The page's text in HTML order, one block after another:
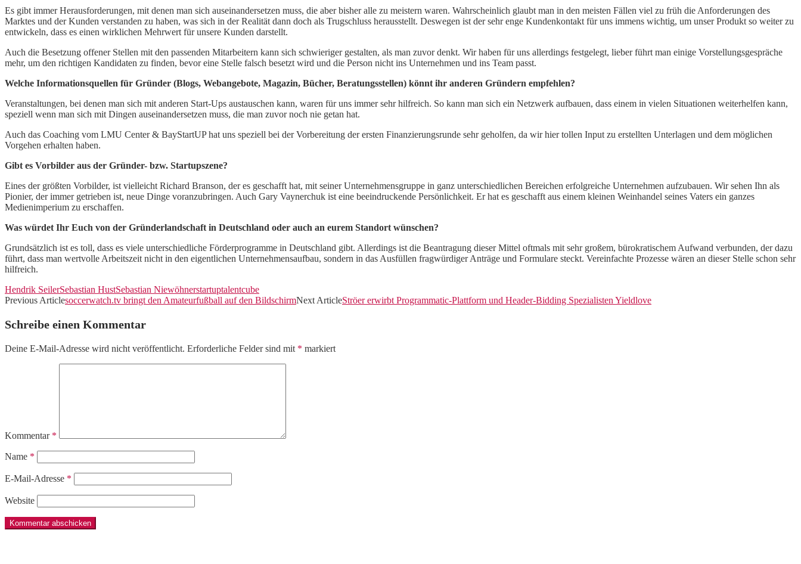
Es gibt immer Herausforderungen, mit denen man sich auseinandersetzen muss, die aber bisher alle zu meistern waren. Wahrscheinlich glaubt man in den meisten Fällen viel zu früh die Anforderungen des
Marktes und der Kunden verstanden zu haben, was sich in der Realität dann doch als Trugschluss herausstellt. Deswegen ist der sehr enge Kundenkontakt für uns immens wichtig, um unser Produkt so weiter zu
entwickeln, dass es einen wirklichen Mehrwert für unsere Kunden darstellt.
Auch die Besetzung offener Stellen mit den passenden Mitarbeitern kann sich schwieriger gestalten, als man zuvor denkt. Wir haben für uns allerdings festgelegt, lieber führt man einige Vorstellungsgespräche
mehr, um den richtigen Kandidaten zu finden, bevor eine Stelle falsch besetzt wird und die Person nicht ins Unternehmen und ins Team passt.
Welche Informationsquellen für Gründer (Blogs, Webangebote, Magazin, Bücher, Beratungsstellen) könnt ihr anderen Gründern empfehlen?
Veranstaltungen, bei denen man sich mit anderen Start-Ups austauschen kann, waren für uns immer sehr hilfreich. So kann man sich ein Netzwerk aufbauen, dass einem in vielen Situationen weiterhelfen kann,
speziell wenn man sich mit Dingen auseinandersetzen muss, die man zuvor noch nie getan hat.
Auch das Coaching vom LMU Center & BayStartUP hat uns speziell bei der Vorbereitung der ersten Finanzierungsrunde sehr geholfen, da wir hier tollen Input zu erstellten Unterlagen und dem möglichen
Vorgehen erhalten haben.
Gibt es Vorbilder aus der Gründer- bzw. Startupszene?
Eines der größten Vorbilder, ist vielleicht Richard Branson, der es geschafft hat, mit seiner Unternehmensgruppe in ganz unterschiedlichen Bereichen erfolgreiche Unternehmen aufzubauen. Wir sehen Ihn als
Pionier, der immer getrieben ist, neue Dinge voranzubringen. Auch Gary Vaynerchuk ist eine beeindruckende Persönlichkeit. Er hat es geschafft aus einem kleinen Weinhandel seines Vaters ein ganzes
Medienimperium zu erschaffen.
Was würdet Ihr Euch von der Gründerlandschaft in Deutschland oder auch an eurem Standort wünschen?
Grundsätzlich ist es toll, dass es viele unterschiedliche Förderprogramme in Deutschland gibt. Allerdings ist die Beantragung dieser Mittel oftmals mit sehr großem, bürokratischem Aufwand verbunden, der dazu
führt, dass man wertvolle Arbeitszeit nicht in den eigentlichen Unternehmensaufbau, sondern in das Ausfüllen fragwürdiger Anträge und Formulare steckt. Vereinfachte Prozesse wären an dieser Stelle schon sehr
hilfreich.
Hendrik SeilerSebastian HustSebastian Niewöhnerstartuptalentcube
Previous Articlesoccerwatch.tv bringt den Amateurfußball auf den BildschirmNext ArticleStröer erwirbt Programmatic-Plattform und Header-Bidding Spezialisten Yieldlove
Schreibe einen Kommentar
Deine E-Mail-Adresse wird nicht veröffentlicht. Erforderliche Felder sind mit * markiert
Kommentar *
Name *
E-Mail-Adresse *
Website